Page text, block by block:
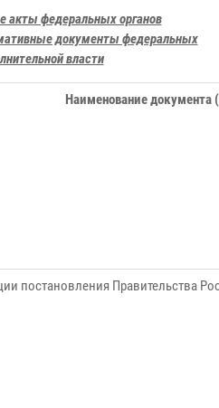
акты федеральных органов
документы федеральных
власти
Наименование документа
постановления Правительства